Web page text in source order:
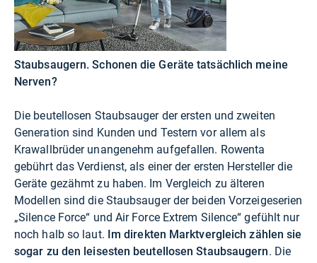
Staubsaugern. Schonen die Geräte tatsächlich meine
Nerven?
Die beutellosen Staubsauger der ersten und zweiten
Generation sind Kunden und Testern vor allem als
Krawallbrüder unangenehm aufgefallen. Rowenta
gebührt das Verdienst, als einer der ersten Hersteller die
Geräte gezähmt zu haben. Im Vergleich zu älteren
Modellen sind die Staubsauger der beiden Vorzeigeserien
„Silence Force“ und Air Force Extrem Silence“ gefühlt nur
noch halb so laut. Im direkten Marktvergleich zählen sie
sogar zu den leisesten beutellosen Staubsaugern. Die